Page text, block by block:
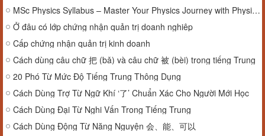
MSc Physics Syllabus – Master Your Physics Journey with Physics by Fiziks
Ở đâu có lớp chứng nhận quản trị doanh nghiêp
Cấp chứng nhận quản trị kinh doanh
Cách dùng câu chữ 把 (bǎ) và câu chữ 被 (bèi) trong tiếng Trung
20 Phó Từ Mức Độ Tiếng Trung Thông Dụng
Cách Dùng Trợ Từ Ngữ Khí ‘了’ Chuẩn Xác Cho Người Mới Học
Cách Dùng Đại Từ Nghi Vấn Trong Tiếng Trung
Cách Dùng Động Từ Năng Nguyện 会、能、可以